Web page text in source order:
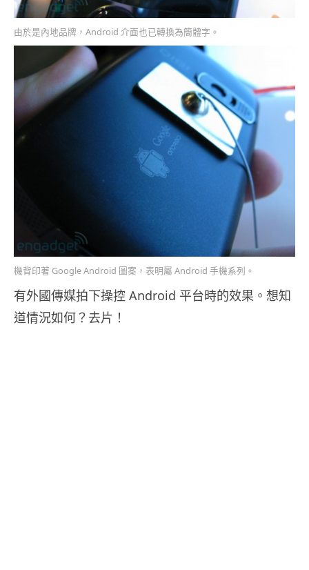
由於是內地品牌，Android 介面也已轉換為簡體字。
機背印著 Google Android 圖案，表明屬 Android 手機系列。
有外國傳媒拍下操控 Android 平台時的效果。想知
道情況如何？去片！